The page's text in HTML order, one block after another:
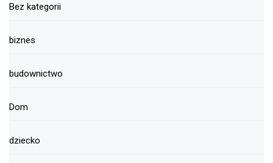
Bez kategorii
biznes
budownictwo
Dom
dziecko